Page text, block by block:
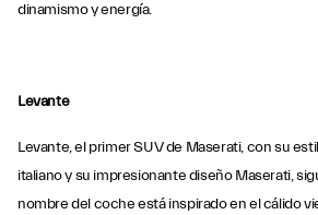
dinamismo y energía.
Levante
Levante, el primer SUV de Maserati, con su
italiano y su impresionante diseño Maserati,
nombre del coche está inspirado en el cálido